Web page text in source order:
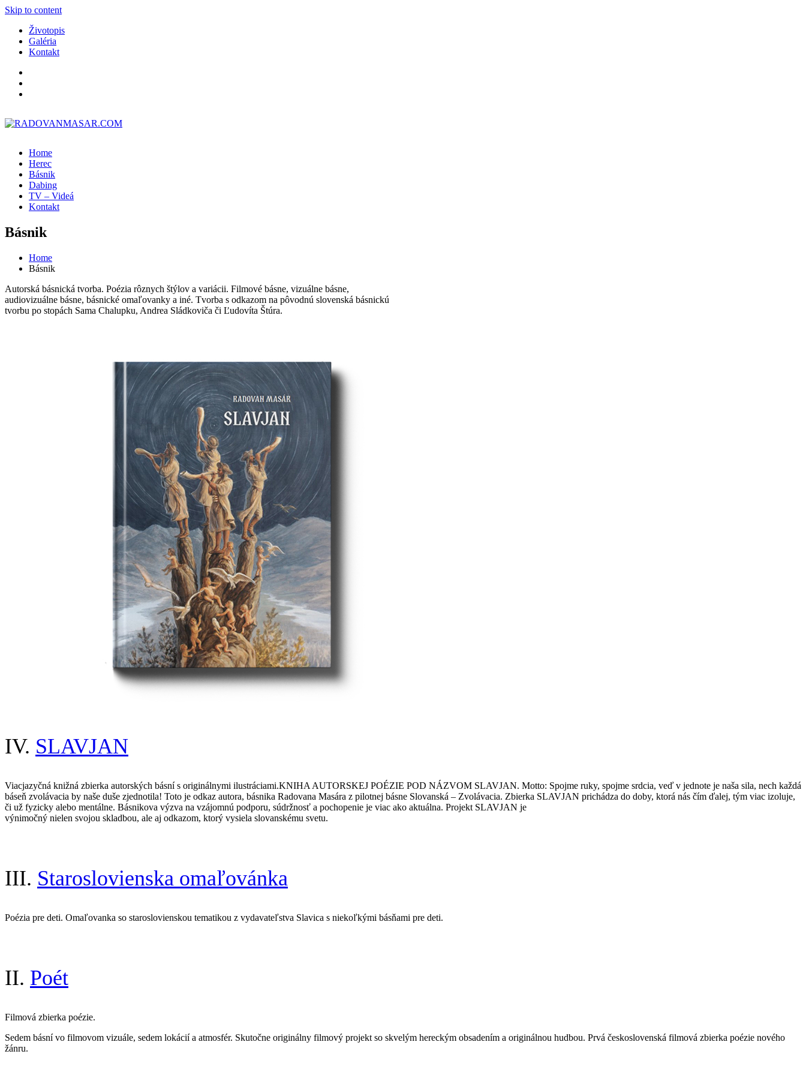
Skip to content
Životopis
Galéria
Kontakt
Home
Herec
Básnik
Dabing
TV – Videá
Kontakt
Básnik
Home
Básnik
Autorská básnická tvorba. Poézia rôznych štýlov a variácii. Filmové básne, vizuálne básne,
audiovizuálne básne, básnické omaľovanky a iné. Tvorba s odkazom na pôvodnú slovenská básnickú
tvorbu po stopách Sama Chalupku, Andrea Sládkoviča či Ľudovíta Štúra.
IV. SLAVJAN
Viacjazyčná knižná zbierka autorských básní s originálnymi ilustráciami.KNIHA AUTORSKEJ POÉZIE POD NÁZVOM SLAVJAN. Motto: Spojme ruky, spojme srdcia, veď v jednote je naša sila, nech každá
báseň zvolávacia by naše duše zjednotila! Toto je odkaz autora, básnika Radovana Masára z pilotnej básne Slovanská – Zvolávacia. Zbierka SLAVJAN prichádza do doby, ktorá nás čím ďalej, tým viac izoluje,
či už fyzicky alebo mentálne. Básnikova výzva na vzájomnú podporu, súdržnosť a pochopenie je viac ako aktuálna. Projekt SLAVJAN je
výnimočný nielen svojou skladbou, ale aj odkazom, ktorý vysiela slovanskému svetu.
III. Staroslovienska omaľovánka
Poézia pre deti. Omaľovanka so staroslovienskou tematikou z vydavateľstva Slavica s niekoľkými básňami pre deti.
II. Poét
Filmová zbierka poézie.
Sedem básní vo filmovom vizuále, sedem lokácií a atmosfér. Skutočne originálny filmový projekt so skvelým hereckým obsadením a originálnou hudbou. Prvá československá filmová zbierka poézie nového
žánru.